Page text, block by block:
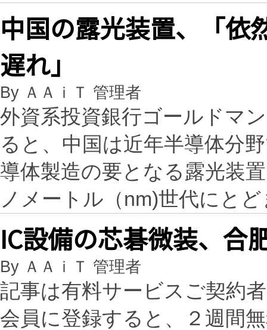
中国の露光装置、「依
遅れ」
By ＡＡｉＴ 管理者
外資系投資銀行ゴールドマ
ると、中国は近年半導体分
導体製造の要となる露光装
ノメートル（nm)世代にと
IC設備の芯碁微装、合
By ＡＡｉＴ 管理者
記事は有料サービスご契約
会員に登録すると、２週間